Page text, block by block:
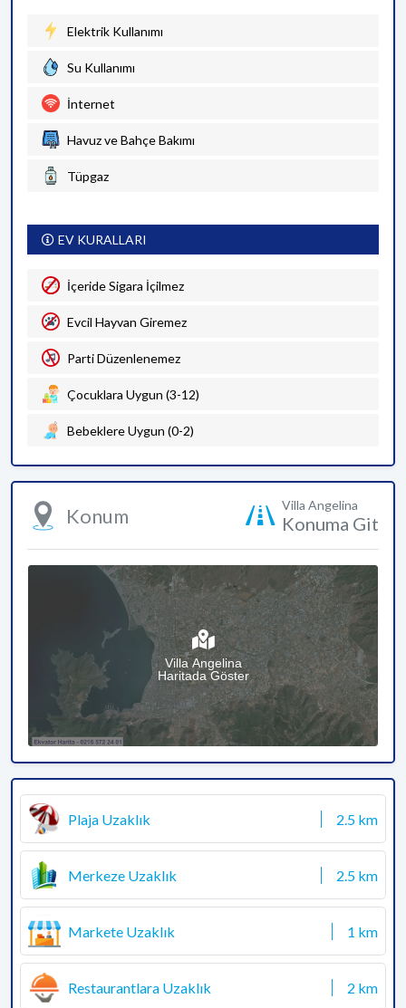
Elektrik Kullanımı
Su Kullanımı
İnternet
Havuz ve Bahçe Bakımı
Tüpgaz
EV KURALLARI
İçeride Sigara İçilmez
Evcil Hayvan Giremez
Parti Düzenlenemez
Çocuklara Uygun (3-12)
Bebeklere Uygun (0-2)
Konum Villa Angelina
Konuma Git
Villa Angelina
Haritada Göster
Plaja Uzaklık 2.5 km
Merkeze Uzaklık 2.5 km
Markete Uzaklık 1 km
Restaurantlara Uzaklık 2 km